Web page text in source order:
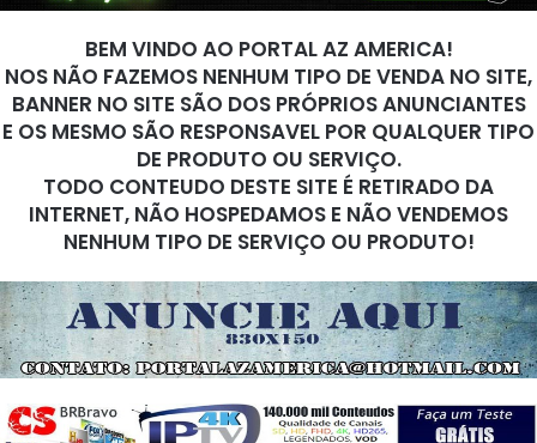
BEM VINDO AO PORTAL AZ AMERICA!
NOS NÃO FAZEMOS NENHUM TIPO DE VENDA NO SITE,
BANNER NO SITE SÃO DOS PRÓPRIOS ANUNCIANTES
E OS MESMO SÃO RESPONSAVEL POR QUALQUER TIPO
DE PRODUTO OU SERVIÇO.
TODO CONTEUDO DESTE SITE É RETIRADO DA
INTERNET, NÃO HOSPEDAMOS E NÃO VENDEMOS
NENHUM TIPO DE SERVIÇO OU PRODUTO!